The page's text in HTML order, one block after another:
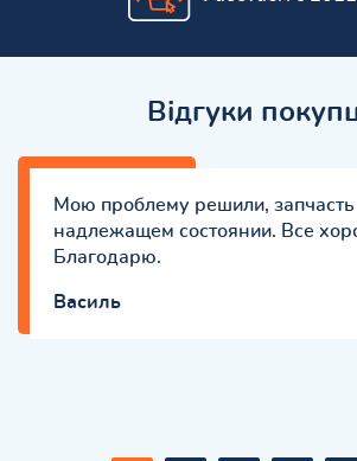
Відгуки
Мою проблему решили,
надлежащем состоянии. Все
Благодарю.
Василь